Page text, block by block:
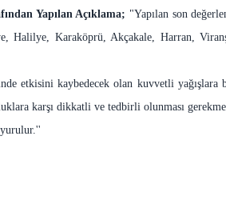
Yapılan Açıklama; "Yapılan son
Halilye, Karaköprü, Akçakale, Harran,
etkisini kaybedecek olan kuvvetli yağışlara
karşı dikkatli ve tedbirli olunması